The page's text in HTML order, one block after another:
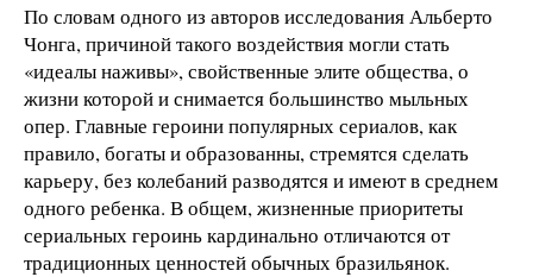
По словам одного из авторов исследования Альберто
Чонга, причиной такого воздействия могли стать
«идеалы наживы», свойственные элите общества, о
жизни которой и снимается большинство мыльных
опер. Главные героини популярных сериалов, как
правило, богаты и образованны, стремятся сделать
карьеру, без колебаний разводятся и имеют в среднем
одного ребенка. В общем, жизненные приоритеты
сериальных героинь кардинально отличаются от
традиционных ценностей обычных бразильянок.